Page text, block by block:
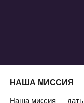
НАША МИССИЯ
Наша миссия — дать